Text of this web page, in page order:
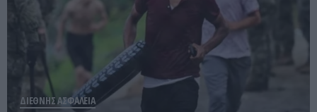
ΔΙΕΘΝΗΣ ΑΣΦΑΛΕΙΑ